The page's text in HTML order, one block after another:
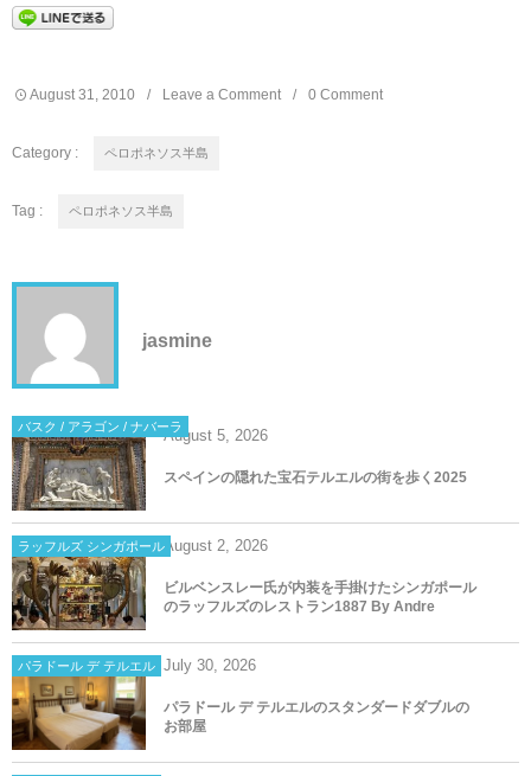
August 31,2010 Leave a Comment 0 Comment
Category : ペロポネソス半島
Tag : ペロポネソス半島
jasmine
バスク / アラゴン / ナバーラAugust 5, 2026
スペインの隠れた宝石テルエルの街を歩く2025
ラッフルズ シンガポールAugust 2, 2026
ビルベンスレー氏が内装を手掛けたシンガポール
のラッフルズのレストラン1887 By Andre
パラドール デ テルエル July 30, 2026
パラドール デ テルエルのスタンダードダブルの
お部屋